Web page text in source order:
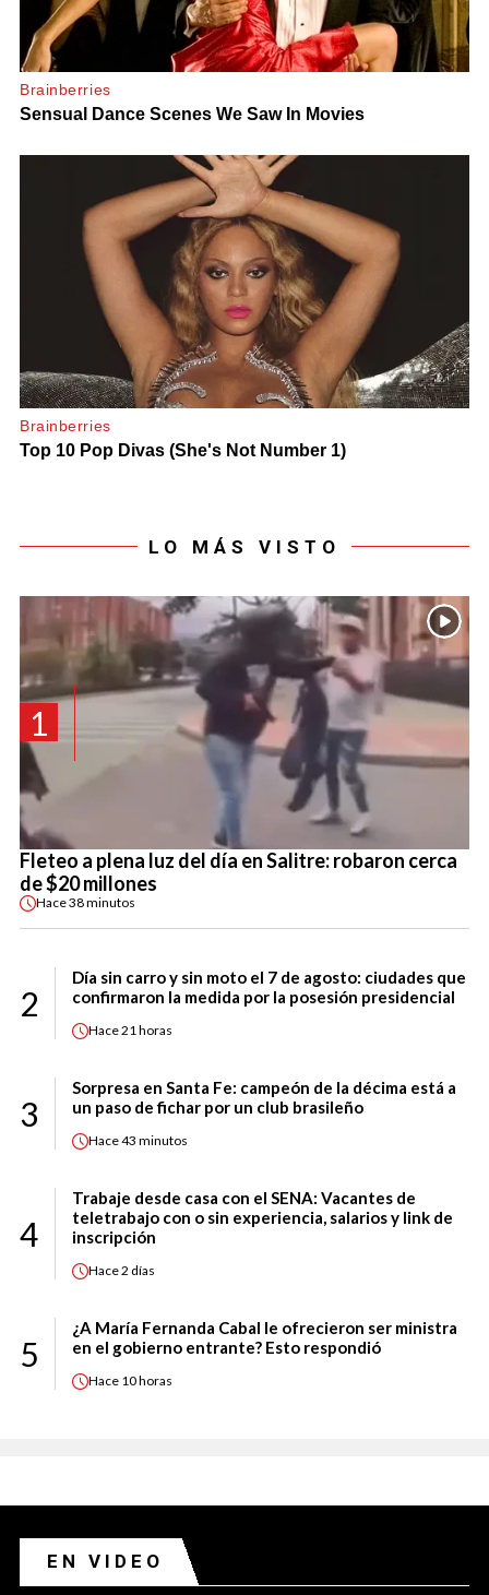
LO MÁS VISTO
1
Fleteo a plena luz del día en Salitre: robaron cerca
de $20 millones
Hace38 minutos
2
Día sin carro y sin moto el 7 de agosto: ciudades que
confirmaron la medida por la posesión presidencial
Hace21 horas
3
Sorpresa en Santa Fe: campeón de la décima está a
un paso de fichar por un club brasileño
Hace43 minutos
4
Trabaje desde casa con el SENA: Vacantes de
teletrabajo con o sin experiencia, salarios y link de
inscripción
Hace2 días
5
¿A María Fernanda Cabal le ofrecieron ser ministra
en el gobierno entrante? Esto respondió
Hace 10 horas
EN VIDEO